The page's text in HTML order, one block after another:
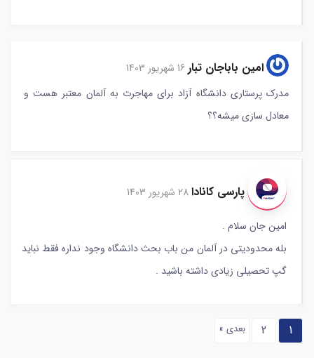
امین باباجان تبار 16 شهریور 1403
مدرک پرستاری دانشگاه آزاد برای مهاجرت به آلمان معتبر هست و
معادل سازی میشه؟؟
پارسی کانادا28 شهریور 1403
امین جان سلام .
بله محدودیتی در آلمان من باب بحث دانشگاه وجود نداره فقط نباید
گپ تحصیلی زیادی داشته باشید .
1
2 بعدی »